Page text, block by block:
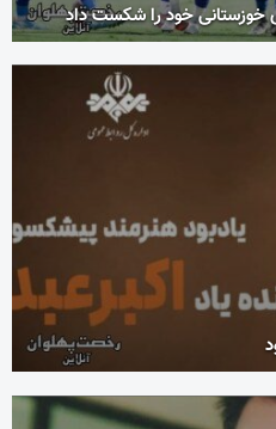
خوزستانی خود را شکست داد